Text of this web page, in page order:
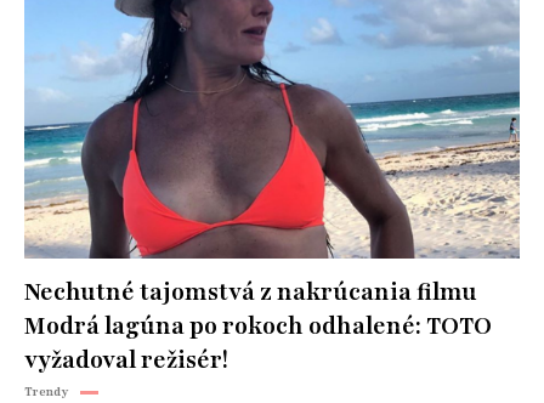
Nechutné tajomstvá z nakrúcania filmu
Modrá lagúna po rokoch odhalené: TOTO
vyžadoval režisér!
Trendy